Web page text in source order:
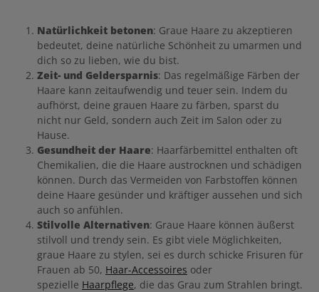
Natürlichkeit betonen: Graue Haare zu akzeptieren
bedeutet, deine natürliche Schönheit zu umarmen und
dich so zu lieben, wie du bist.
Zeit- und Geldersparnis: Das regelmäßige Färben der
Haare kann zeitaufwendig und teuer sein. Indem du
aufhörst, deine grauen Haare zu färben, sparst du
nicht nur Geld, sondern auch Zeit im Salon oder zu
Hause.
Gesundheit der Haare: Haarfärbemittel enthalten oft
Chemikalien, die die Haare austrocknen und schädigen
können. Durch das Vermeiden von Farbstoffen können
deine Haare gesünder und kräftiger aussehen und sich
auch so anfühlen.
Stilvolle Alternativen: Graue Haare können äußerst
stilvoll und trendy sein. Es gibt viele Möglichkeiten,
graue Haare zu stylen, sei es durch schicke Frisuren für
Frauen ab 50, Haar-Accessoires oder
spezielle Haarpflege, die das Grau zum Strahlen bringt.